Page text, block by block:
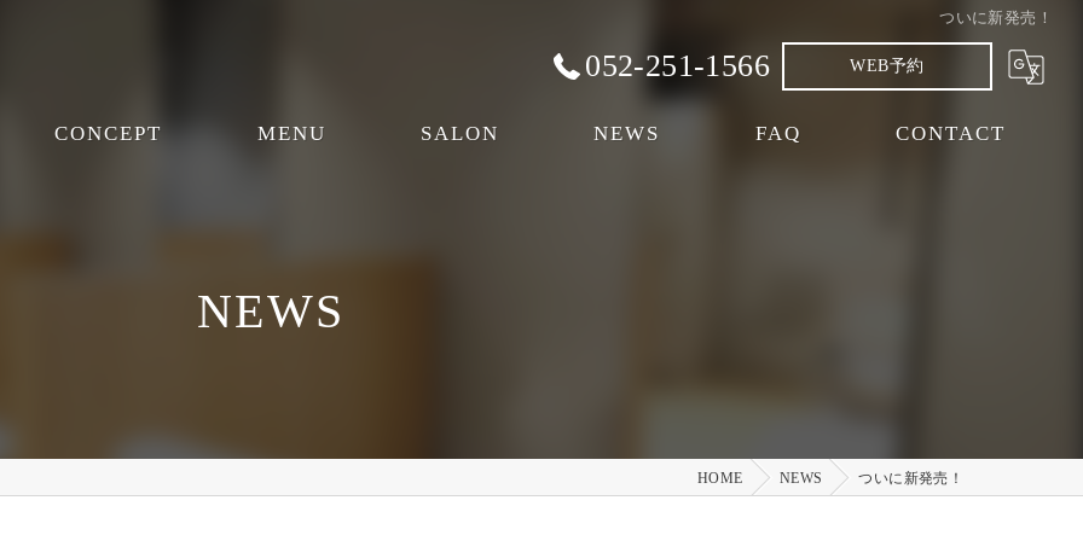
ついに新発売！
052-251-1566 WEB予約
CONCEPT MENU SALON NEWS FAQ CONTACT
NEWS
HOME NEWS ついに新発売！